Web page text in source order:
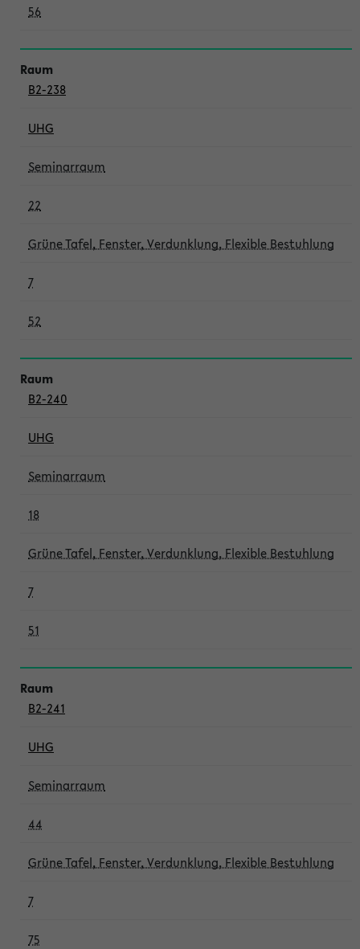
56
B2-238
UHG
Seminarraum
22
Grüne Tafel, Fenster, Verdunklung, Flexible Bestuhlung
7
52
B2-240
UHG
Seminarraum
18
Grüne Tafel, Fenster, Verdunklung, Flexible Bestuhlung
7
51
B2-241
UHG
Seminarraum
44
Grüne Tafel, Fenster, Verdunklung, Flexible Bestuhlung
7
75